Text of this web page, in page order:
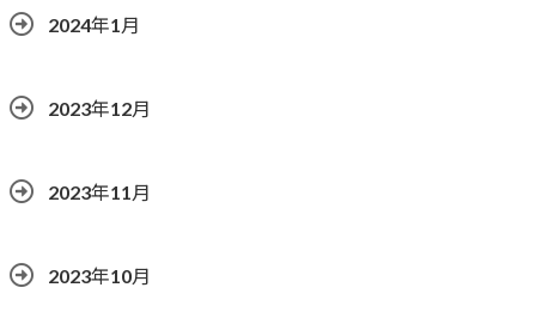
2024年1月
2023年12月
2023年11月
2023年10月